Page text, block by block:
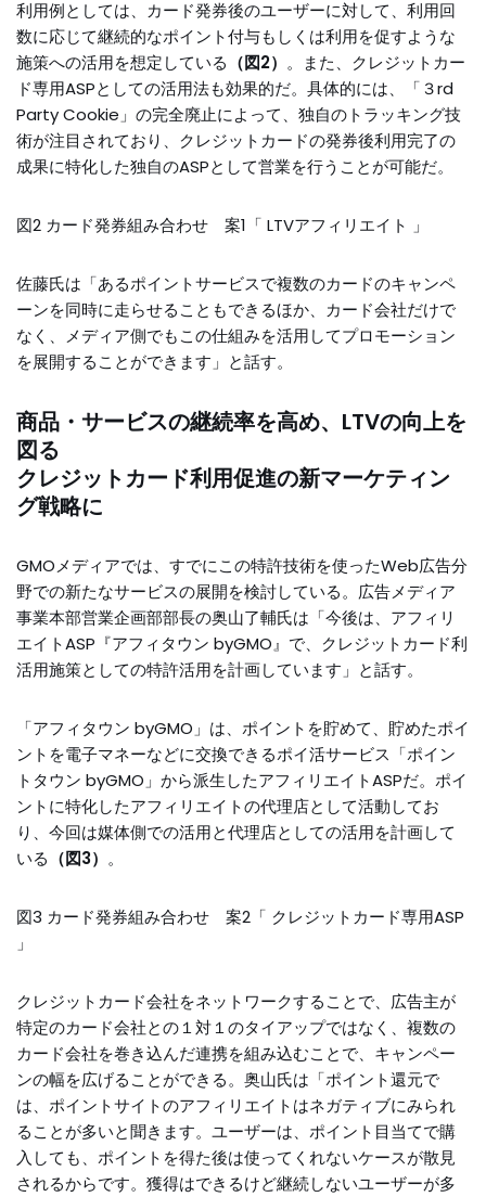
利用例としては、カード発券後のユーザーに対して、利用回
数に応じて継続的なポイント付与もしくは利用を促すような
施策への活用を想定している （図2） 。また、クレジットカー
ド専用ASPとしての活用法も効果的だ。具体的には、「３rd
Party Cookie」の完全廃止によって、独自のトラッキング技
術が注目されており、クレジットカードの発券後利用完了の
成果に特化した独自のASPとして営業を行うことが可能だ。
図2 カード発券組み合わせ 案1「 LTVアフィリエイト 」
佐藤氏は「あるポイントサービスで複数のカードのキャンペ
ーンを同時に走らせることもできるほか、カード会社だけで
なく、メディア側でもこの仕組みを活用してプロモーション
を展開することができます」と話す。
商品・サービスの継続率を高め、LTVの向上を
図る
クレジットカード利用促進の新マーケティン
グ戦略に
GMOメディアでは、すでにこの特許技術を使ったWeb広告分
野での新たなサービスの展開を検討している。広告メディア
事業本部営業企画部部長の奥山了輔氏は「今後は、アフィリ
エイトASP『アフィタウン byGMO』で、クレジットカード利
活用施策としての特許活用を計画しています」と話す。
「アフィタウン byGMO」は、ポイントを貯めて、貯めたポイ
ントを電子マネーなどに交換できるポイ活サービス「ポイン
トタウン byGMO」から派生したアフィリエイトASPだ。ポイ
ントに特化したアフィリエイトの代理店として活動してお
り、今回は媒体側での活用と代理店としての活用を計画して
いる （図3） 。
図3 カード発券組み合わせ 案2「 クレジットカード専用ASP
」
クレジットカード会社をネットワークすることで、広告主が
特定のカード会社との１対１のタイアップではなく、複数の
カード会社を巻き込んだ連携を組み込むことで、キャンペー
ンの幅を広げることができる。奥山氏は「ポイント還元で
は、ポイントサイトのアフィリエイトはネガティブにみられ
ることが多いと聞きます。ユーザーは、ポイント目当てで購
入しても、ポイントを得た後は使ってくれないケースが散見
されるからです。獲得はできるけど継続しないユーザーが多